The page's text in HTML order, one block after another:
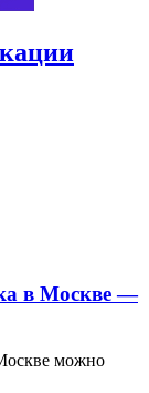
в Москве —
можно